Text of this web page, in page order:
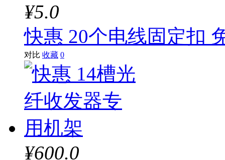
¥5.0
快惠 20个电线固定扣
对比 收藏 0
¥600.0